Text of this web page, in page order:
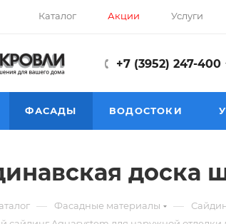
Каталог Акции Услуги
+7 (3952) 247-400
ФАСАДЫ ВОДОСТОКИ
доска
— Фасадные материалы —